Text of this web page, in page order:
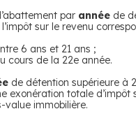
par année de
sur le revenu
6 ans et 21 ans ;
cours de la 22e année.
de détention supérieure à
exonération totale d’impôt
value immobilière.